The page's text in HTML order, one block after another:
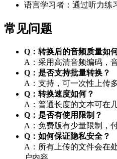
语言学习者：通过听力练
常见问题
Q：转换后的音频质量如
A：采用高清音频编码，
Q：是否支持批量转换？
A：支持，可一次性上传
Q：转换速度如何？
A：普通长度的文本可在
Q：是否有使用限制？
A：免费版有少量限制，
Q：如何保证隐私安全？
A：所有上传的文件会在
户内容。